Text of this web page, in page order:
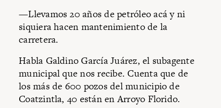
—Llevamos 20 años de petróleo acá y ni
siquiera hacen mantenimiento de la
carretera.
Habla Galdino García Juárez, el subagente
municipal que nos recibe. Cuenta que de
los más de 600 pozos del municipio de
Coatzintla, 40 están en Arroyo Florido.